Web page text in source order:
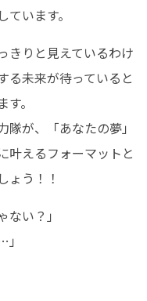
います。
きりと見えているわけ
る未来が待っていると
。
が、「あなたの夢」
叶えるフォーマットと
ょう！！
ない？」